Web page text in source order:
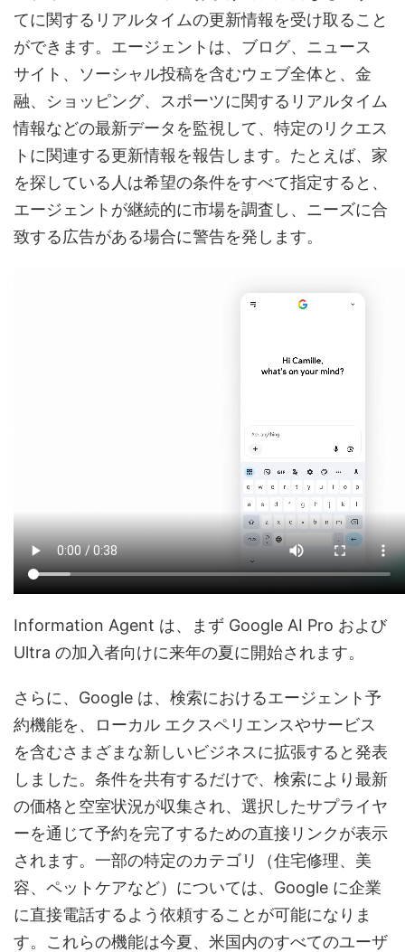
てに関するリアルタイムの更新情報を受け取ること
ができます。エージェントは、ブログ、ニュース
サイト、ソーシャル投稿を含むウェブ全体と、金
融、ショッピング、スポーツに関するリアルタイム
情報などの最新データを監視して、特定のリクエス
トに関連する更新情報を報告します。たとえば、家
を探している人は希望の条件をすべて指定すると、
エージェントが継続的に市場を調査し、ニーズに合
致する広告がある場合に警告を発します。
Information Agent は、まず Google AI Pro および
Ultra の加入者向けに来年の夏に開始されます。
さらに、Google は、検索におけるエージェント予
約機能を、ローカル エクスペリエンスやサービス
を含むさまざまな新しいビジネスに拡張すると発表
しました。条件を共有するだけで、検索により最新
の価格と空室状況が収集され、選択したサプライヤ
ーを通じて予約を完了するための直接リンクが表示
されます。一部の特定のカテゴリ（住宅修理、美
容、ペットケアなど）については、Google に企業
に直接電話するよう依頼することが可能になりま
す。これらの機能は今夏、米国内のすべてのユーザ